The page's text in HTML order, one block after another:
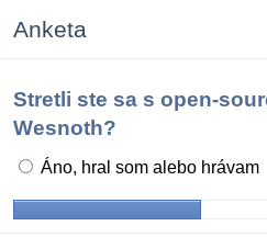
Anketa
Stretli ste sa s open-
Wesnoth?
Áno, hral som alebo hrávam